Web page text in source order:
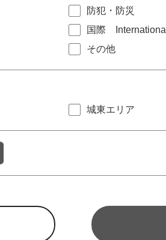
防犯・防災
国際 International
その他
城東エリア